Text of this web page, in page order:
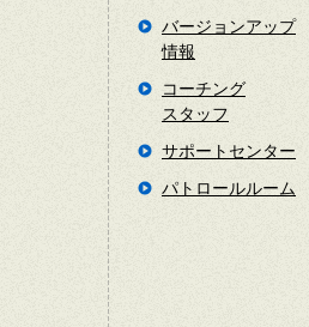
バージョンアップ
情報
コーチング
スタッフ
サポートセンター
パトロールルーム